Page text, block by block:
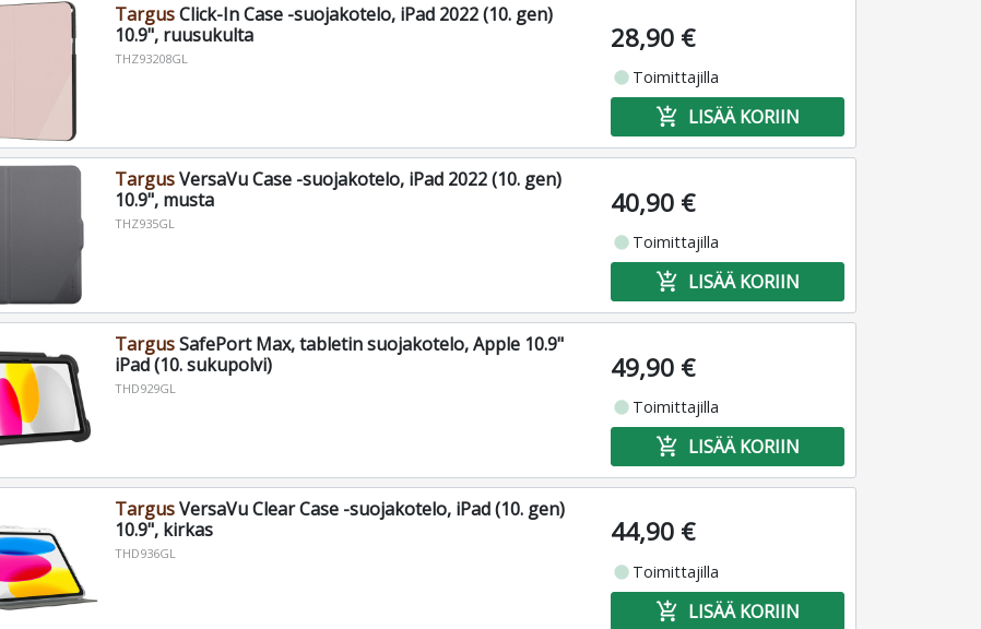
TargusClick-In Case -suojakotelo, iPad 2022 (10. gen)
10.9", ruusukulta
THZ93208GL
28,90 €
fiber_manual_record Toimittajilla
add_shopping_cart LISÄÄ KORIIN
TargusVersaVu Case -suojakotelo, iPad 2022 (10. gen)
10.9", musta
THZ935GL
40,90 €
fiber_manual_record Toimittajilla
add_shopping_cart LISÄÄ KORIIN
TargusSafePort Max, tabletin suojakotelo, Apple 10.9"
iPad (10. sukupolvi)
THD929GL
49,90 €
fiber_manual_record Toimittajilla
add_shopping_cart LISÄÄ KORIIN
TargusVersaVu Clear Case -suojakotelo, iPad (10. gen)
10.9", kirkas
THD936GL
44,90 €
fiber_manual_record Toimittajilla
add_shopping_cart LISÄÄ KORIIN